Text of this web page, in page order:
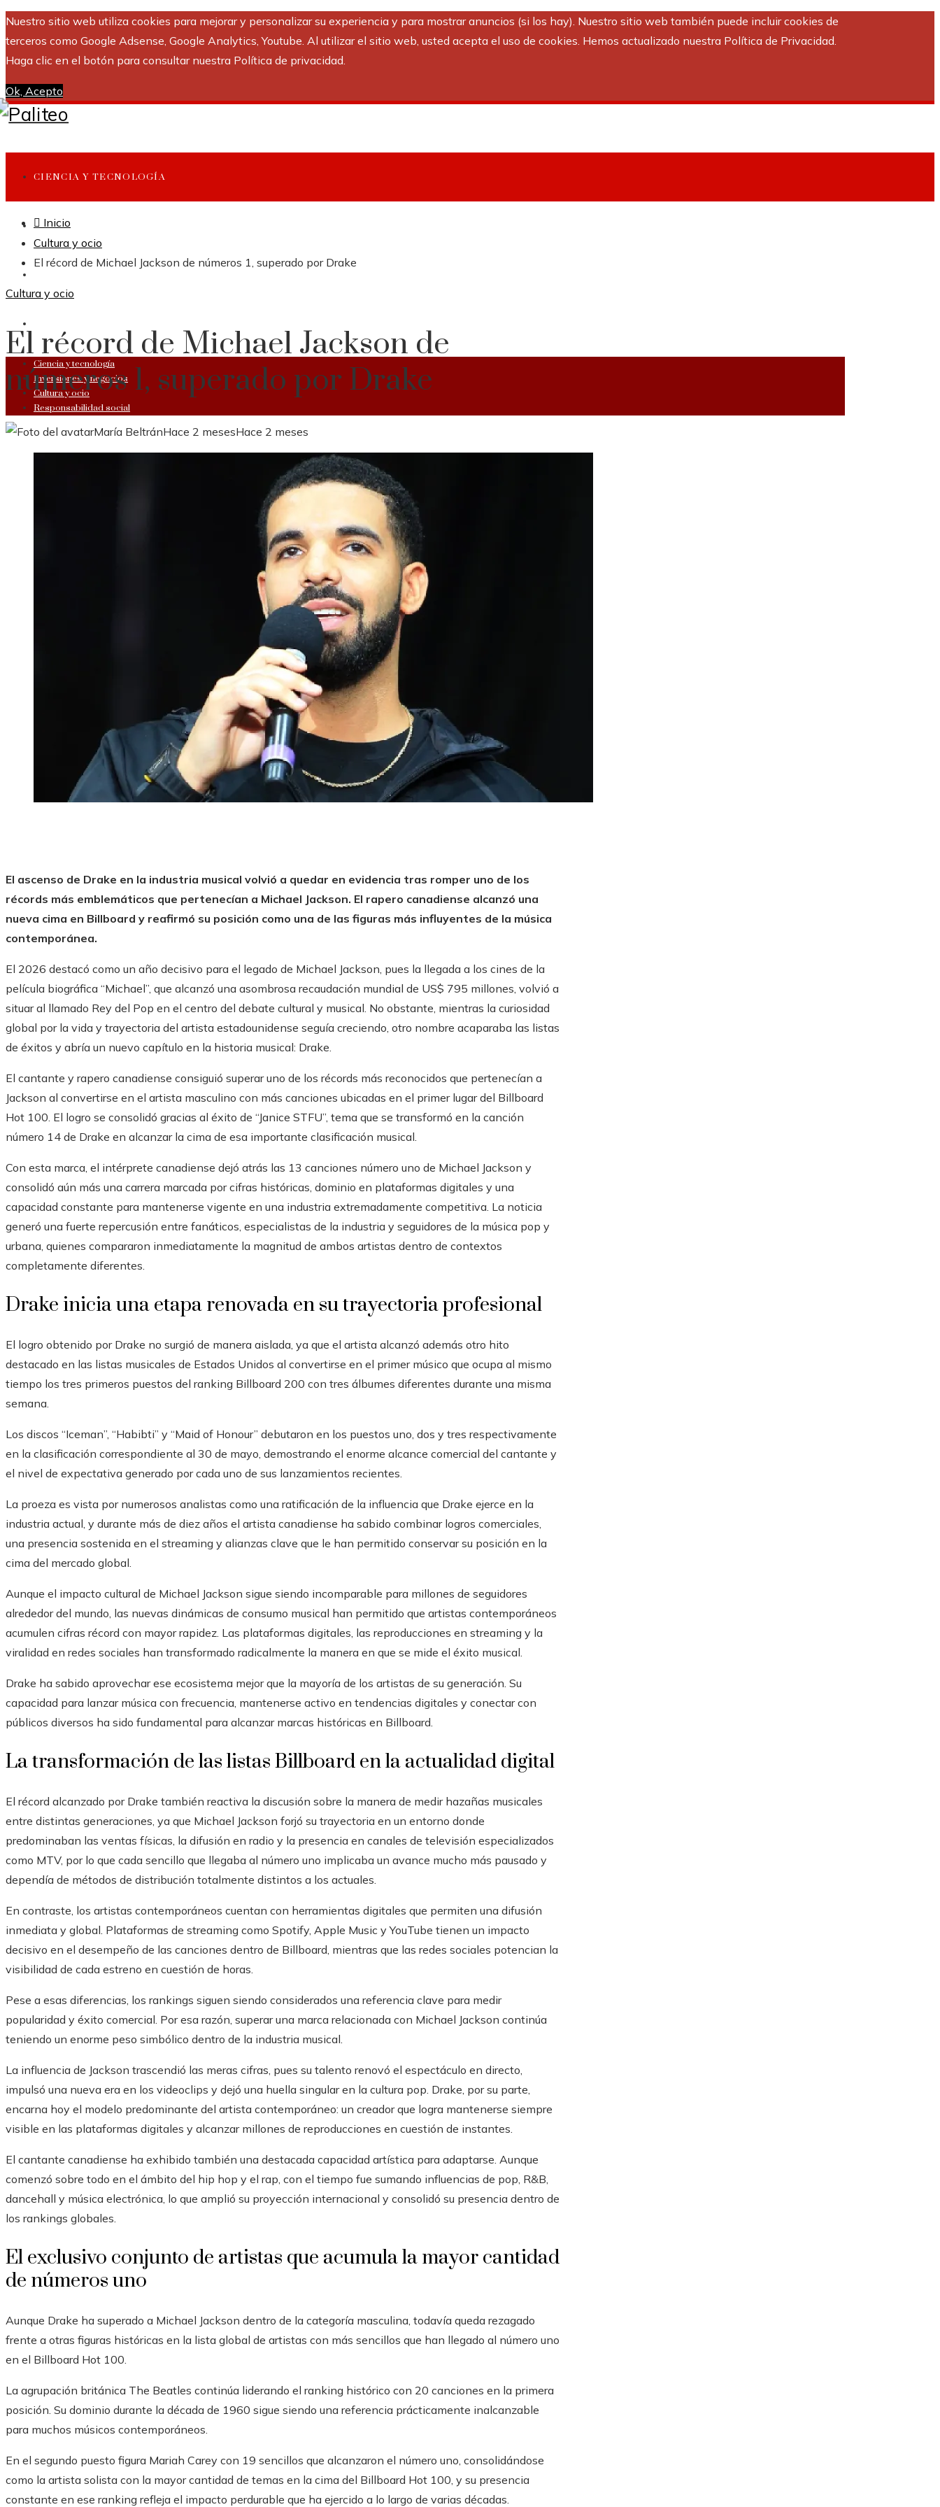
Nuestro sitio web utiliza cookies para mejorar y personalizar su experiencia y para mostrar anuncios (si los hay). Nuestro sitio web también puede incluir cookies de
terceros como Google Adsense, Google Analytics, Youtube. Al utilizar el sitio web, usted acepta el uso de cookies. Hemos actualizado nuestra Política de Privacidad.
Haga clic en el botón para consultar nuestra Política de privacidad.
Ok, Acepto
CIENCIA Y TECNOLOGÍA
INVERSIONES Y NEGOCIOS
Ciencia y tecnología
Inversiones y negocios
Cultura y ocio
Responsabilidad social
Inicio
Cultura y ocio
El récord de Michael Jackson de números 1, superado por Drake
Cultura y ocio
El récord de Michael Jackson de
números 1, superado por Drake
María BeltránHace 2 mesesHace 2 meses
El ascenso de Drake en la industria musical volvió a quedar en evidencia tras romper uno de los
récords más emblemáticos que pertenecían a Michael Jackson. El rapero canadiense alcanzó una
nueva cima en Billboard y reafirmó su posición como una de las figuras más influyentes de la música
contemporánea.
El 2026 destacó como un año decisivo para el legado de Michael Jackson, pues la llegada a los cines de la
película biográfica “Michael”, que alcanzó una asombrosa recaudación mundial de US$ 795 millones, volvió a
situar al llamado Rey del Pop en el centro del debate cultural y musical. No obstante, mientras la curiosidad
global por la vida y trayectoria del artista estadounidense seguía creciendo, otro nombre acaparaba las listas
de éxitos y abría un nuevo capítulo en la historia musical: Drake.
El cantante y rapero canadiense consiguió superar uno de los récords más reconocidos que pertenecían a
Jackson al convertirse en el artista masculino con más canciones ubicadas en el primer lugar del Billboard
Hot 100. El logro se consolidó gracias al éxito de “Janice STFU”, tema que se transformó en la canción
número 14 de Drake en alcanzar la cima de esa importante clasificación musical.
Con esta marca, el intérprete canadiense dejó atrás las 13 canciones número uno de Michael Jackson y
consolidó aún más una carrera marcada por cifras históricas, dominio en plataformas digitales y una
capacidad constante para mantenerse vigente en una industria extremadamente competitiva. La noticia
generó una fuerte repercusión entre fanáticos, especialistas de la industria y seguidores de la música pop y
urbana, quienes compararon inmediatamente la magnitud de ambos artistas dentro de contextos
completamente diferentes.
Drake inicia una etapa renovada en su trayectoria profesional
El logro obtenido por Drake no surgió de manera aislada, ya que el artista alcanzó además otro hito
destacado en las listas musicales de Estados Unidos al convertirse en el primer músico que ocupa al mismo
tiempo los tres primeros puestos del ranking Billboard 200 con tres álbumes diferentes durante una misma
semana.
Los discos “Iceman”, “Habibti” y “Maid of Honour” debutaron en los puestos uno, dos y tres respectivamente
en la clasificación correspondiente al 30 de mayo, demostrando el enorme alcance comercial del cantante y
el nivel de expectativa generado por cada uno de sus lanzamientos recientes.
La proeza es vista por numerosos analistas como una ratificación de la influencia que Drake ejerce en la
industria actual, y durante más de diez años el artista canadiense ha sabido combinar logros comerciales,
una presencia sostenida en el streaming y alianzas clave que le han permitido conservar su posición en la
cima del mercado global.
Aunque el impacto cultural de Michael Jackson sigue siendo incomparable para millones de seguidores
alrededor del mundo, las nuevas dinámicas de consumo musical han permitido que artistas contemporáneos
acumulen cifras récord con mayor rapidez. Las plataformas digitales, las reproducciones en streaming y la
viralidad en redes sociales han transformado radicalmente la manera en que se mide el éxito musical.
Drake ha sabido aprovechar ese ecosistema mejor que la mayoría de los artistas de su generación. Su
capacidad para lanzar música con frecuencia, mantenerse activo en tendencias digitales y conectar con
públicos diversos ha sido fundamental para alcanzar marcas históricas en Billboard.
La transformación de las listas Billboard en la actualidad digital
El récord alcanzado por Drake también reactiva la discusión sobre la manera de medir hazañas musicales
entre distintas generaciones, ya que Michael Jackson forjó su trayectoria en un entorno donde
predominaban las ventas físicas, la difusión en radio y la presencia en canales de televisión especializados
como MTV, por lo que cada sencillo que llegaba al número uno implicaba un avance mucho más pausado y
dependía de métodos de distribución totalmente distintos a los actuales.
En contraste, los artistas contemporáneos cuentan con herramientas digitales que permiten una difusión
inmediata y global. Plataformas de streaming como Spotify, Apple Music y YouTube tienen un impacto
decisivo en el desempeño de las canciones dentro de Billboard, mientras que las redes sociales potencian la
visibilidad de cada estreno en cuestión de horas.
Pese a esas diferencias, los rankings siguen siendo considerados una referencia clave para medir
popularidad y éxito comercial. Por esa razón, superar una marca relacionada con Michael Jackson continúa
teniendo un enorme peso simbólico dentro de la industria musical.
La influencia de Jackson trascendió las meras cifras, pues su talento renovó el espectáculo en directo,
impulsó una nueva era en los videoclips y dejó una huella singular en la cultura pop. Drake, por su parte,
encarna hoy el modelo predominante del artista contemporáneo: un creador que logra mantenerse siempre
visible en las plataformas digitales y alcanzar millones de reproducciones en cuestión de instantes.
El cantante canadiense ha exhibido también una destacada capacidad artística para adaptarse. Aunque
comenzó sobre todo en el ámbito del hip hop y el rap, con el tiempo fue sumando influencias de pop, R&B,
dancehall y música electrónica, lo que amplió su proyección internacional y consolidó su presencia dentro de
los rankings globales.
El exclusivo conjunto de artistas que acumula la mayor cantidad
de números uno
Aunque Drake ha superado a Michael Jackson dentro de la categoría masculina, todavía queda rezagado
frente a otras figuras históricas en la lista global de artistas con más sencillos que han llegado al número uno
en el Billboard Hot 100.
La agrupación británica The Beatles continúa liderando el ranking histórico con 20 canciones en la primera
posición. Su dominio durante la década de 1960 sigue siendo una referencia prácticamente inalcanzable
para muchos músicos contemporáneos.
En el segundo puesto figura Mariah Carey con 19 sencillos que alcanzaron el número uno, consolidándose
como la artista solista con la mayor cantidad de temas en la cima del Billboard Hot 100, y su presencia
constante en ese ranking refleja el impacto perdurable que ha ejercido a lo largo de varias décadas.